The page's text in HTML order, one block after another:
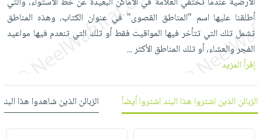
العناية
بالأسنان
الحمية
والتغذية
أدوات
المائدة
الأوعية
والتخزين
أدوات
المطبخ
الأكثر
مبيعاً
العودة
للمدارس
اكسسوارات
كتب
اكسسوارات
شحن
مجاني
بنود
مختارة
اشتراكات
الاشتراكات
صندوق
بحث
متقدم
أطلقنا عليها اسم "المناطق القصوى" في عنوان الكتاب، وهذه المناطق
تشمل تلك التي تتأخر فيها المواقيت فقط أو تلك التي تنعدم فيها مواعيد
الفجر والعشاء، أو تلك المناطق الأكثر...
إقرأ المزيد
الزبائن الذين اشتروا هذا البند اشتروا أيضاً الزبائن الذين شاهدوا هذا